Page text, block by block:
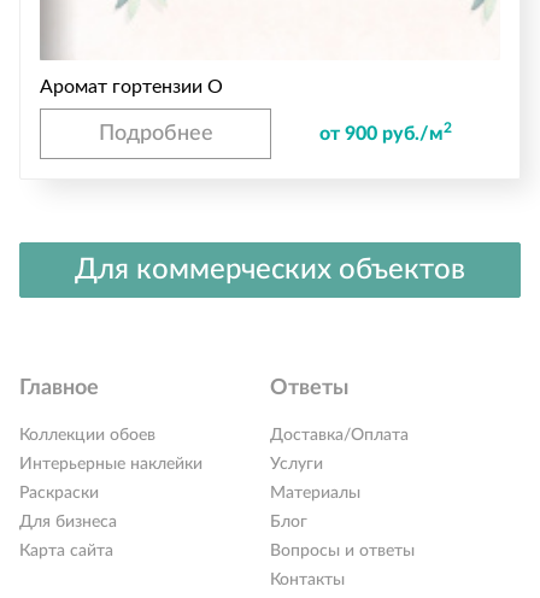
Аромат гортензии O
Подробнее от 900 руб./м2
Для коммерческих объектов
Главное
Коллекции обоев
Интерьерные наклейки
Раскраски
Для бизнеса
Карта сайта
Ответы
Доставка/Оплата
Услуги
Материалы
Блог
Вопросы и ответы
Контакты